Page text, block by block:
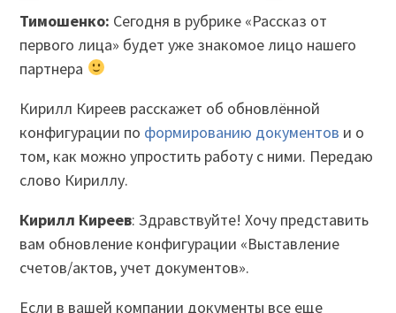
Тимошенко: Сегодня в рубрике «Рассказ от
первого лица» будет уже знакомое лицо нашего
партнера
Кирилл Киреев расскажет об обновлённой
конфигурации по формированию документов и о
том, как можно упростить работу с ними. Передаю
слово Кириллу.
Кирилл Киреев: Здравствуйте! Хочу представить
вам обновление конфигурации «Выставление
счетов/актов, учет документов».
Если в вашей компании документы все еще